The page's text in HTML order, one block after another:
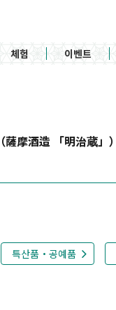
체험 이벤트
（薩摩酒造 「明治蔵」）
특산품・공예품